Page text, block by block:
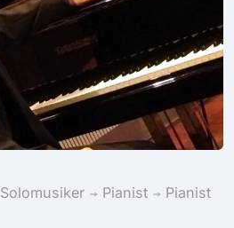
Solomusiker Pianist
Pianist